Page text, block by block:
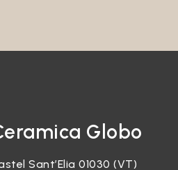
Globo
Sant’Elia 01030 (VT)